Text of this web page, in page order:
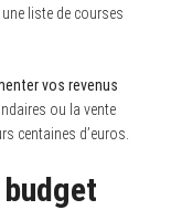
liste de courses
vos revenus
ou la vente
centaines d’euros.